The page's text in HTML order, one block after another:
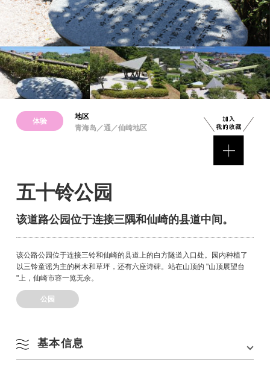
体验
地区
青海岛／通／仙崎地区
五十铃公园
该道路公园位于连接三隅和仙崎的县道中间。
该公路公园位于连接三铃和仙崎的县道上的白方隧道入口处。园内种植了
以三铃童谣为主的树木和草坪，还有六座诗碑。站在山顶的 "山顶展望台
"上，仙崎市容一览无余。
公园
基本信息